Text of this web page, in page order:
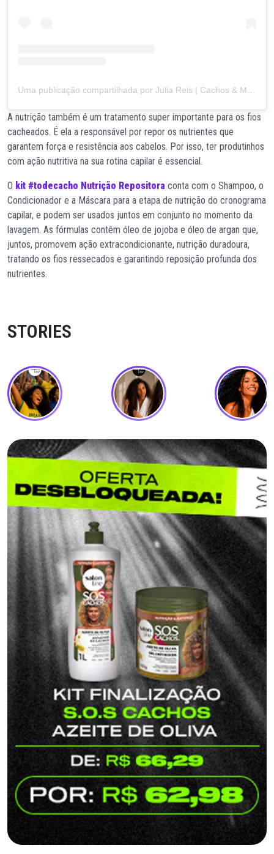
A nutrição também é um tratamento super importante para os fios
cacheados. É ela a responsável por repor os nutrientes que
garantem força e resistência aos cabelos. Por isso, ter produtinhos
com ação nutritiva na sua rotina capilar é essencial.
O kit #todecacho Nutrição Repositora conta com o Shampoo, o
Condicionador e a Máscara para a etapa de nutrição do cronograma
capilar, e podem ser usados juntos em conjunto no momento da
lavagem. As fórmulas contêm óleo de jojoba e óleo de argan que,
juntos, promovem ação extracondicionante, nutrição duradoura,
tratando os fios ressecados e garantindo reposição profunda dos
nutrientes.
STORIES